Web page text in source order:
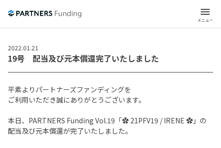
menu
メニュー
2022.01.21
19号 配当及び元本償還完了いたしました
平素よりパートナーズファンディングを
ご利用いただき誠にありがとうございます。
本日、PARTNERS Funding Vol.19「✿ 21PFV19 / IRENE ✿」の
配当及び元本償還が完了いたしました。